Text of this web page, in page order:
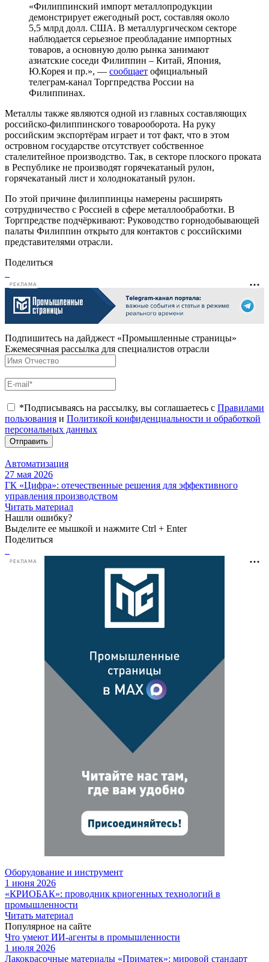
«Филиппинский импорт металлопродукции
демонстрирует ежегодный рост, составляя около
5,5 млрд долл. США. В металлургическом секторе
наблюдается серьезное преобладание импортных
товаров, а основную долю рынка занимают
азиатские соседи Филиппин – Китай, Япония,
Ю.Корея и пр.», — сообщает официальный
телеграм-канал Торгпредства России на
Филиппинах.
Металлы также являются одной из главных составляющих
российско-филиппинского товарооборота. На руку
российским экспортёрам играет и тот факт, что в этом
островном государстве отсутствует собственное
сталелитейное производство. Так, в секторе плоского проката
в Республике не производят горячекатаный рулон,
горячекатаный лист и холоднокатаный рулон.
По этой причине филиппинцы намерены расширять
сотрудничество с Россией в сфере металлообработки. В
Торгпредстве подчёркивают: Руководство горнодобывающей
палаты Филиппин открыто для контактов с российскими
представителями отрасли.
Поделиться
РЕКЛАМА
Подпишитесь на дайджест «Промышленные страницы»
Ежемесячная рассылка для специалистов отрасли
*Подписываясь на рассылку, вы соглашаетесь с Правилами
пользования и Политикой конфиденциальности и обработкой
персональных данных
Отправить
Автоматизация
27 мая 2026
ГК «Цифра»: отечественные решения для эффективного
управления производством
Читать материал
Нашли ошибку?
Выделите ее мышкой и нажмите Ctrl + Enter
Поделиться
РЕКЛАМА
Оборудование и инструмент
1 июня 2026
«КРИОБАК»: проводник криогенных технологий в
промышленности
Читать материал
Популярное на сайте
Что умеют ИИ-агенты в промышленности
1 июля 2026
Лакокрасочные материалы «Приматек»: мировой стандарт